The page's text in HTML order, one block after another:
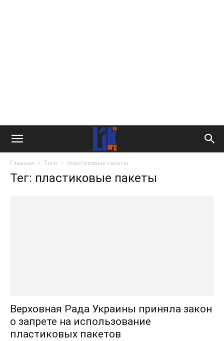
Главная Теги пластиковые пакеты
Тег: пластиковые пакеты
Верховная Рада Украины приняла закон
о запрете на использование
пластиковых пакетов